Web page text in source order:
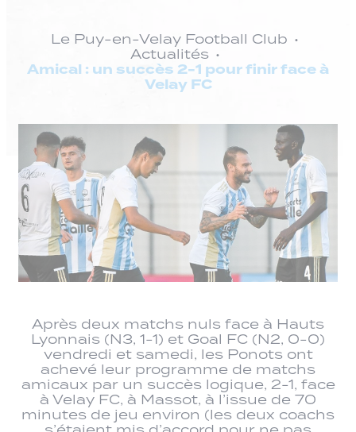
Le Puy-en-Velay Football Club
Actualités
Amical : un succès 2-1 pour finir face à
Velay FC
Après deux matchs nuls face à Hauts
Lyonnais (N3, 1-1) et Goal FC (N2, 0-0)
vendredi et samedi, les Ponots ont
achevé leur programme de matchs
amicaux par un succès logique, 2-1, face
à Velay FC, à Massot, à l’issue de 70
minutes de jeu environ (les deux coachs